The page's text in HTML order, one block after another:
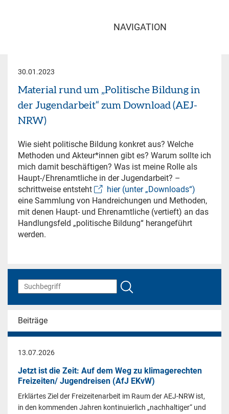
NAVIGATION
30.01.2023
Material rund um „Politische Bildung in
der Jugendarbeit“ zum Download (AEJ-
NRW)
Wie sieht politische Bildung konkret aus? Welche
Methoden und Akteur*innen gibt es? Warum sollte ich
mich damit beschäftigen? Was ist meine Rolle als
Haupt-/Ehrenamtliche in der Jugendarbeit? –
schrittweise entsteht
hier (unter „Downloads“)
eine Sammlung von Handreichungen und Methoden,
mit denen Haupt- und Ehrenamtliche (vertieft) an das
Handlungsfeld „politische Bildung“ herangeführt
werden.
Beiträge
13.07.2026
Jetzt ist die Zeit: Auf dem Weg zu klimagerechten
Freizeiten/ Jugendreisen (AfJ EKvW)
Erklärtes Ziel der Freizeitenarbeit im Raum der AEJ-NRW ist,
in den kommenden Jahren kontinuierlich „nachhaltiger“ und